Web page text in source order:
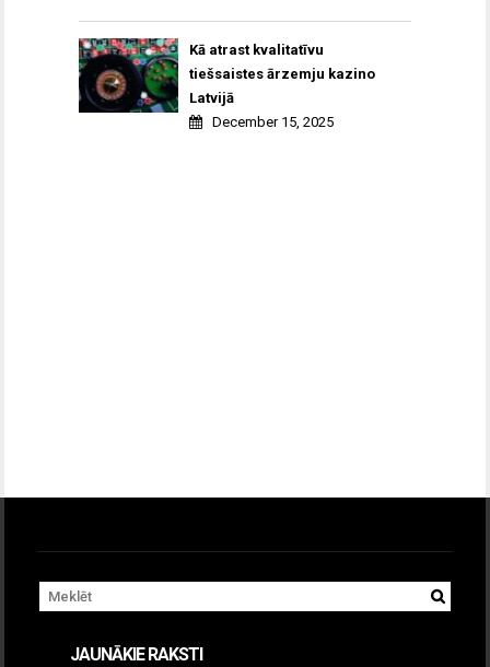
Kā atrast kvalitatīvu
tiešsaistes ārzemju kazino
Latvijā
December 15, 2025
JAUNĀKIE RAKSTI